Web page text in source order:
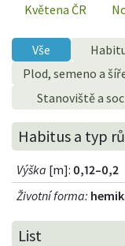
Květena ČR
Vše
Plod, semeno a
Stanoviště a
Habitus a typ
Výška [m]: 0,12–0,2
Životní forma:
List